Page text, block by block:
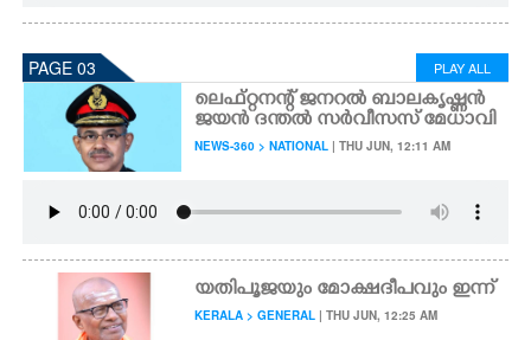
PAGE 03 PLAY ALL
ലെഫ്റ്റനന്റ് ജനറൽ ബാലകൃഷ്ണൻ
ജയൻ ദന്തൽ സർവീസസ് മേധാവി
NEWS-360 > NATIONAL | THU JUN, 12:11 AM
യതിപൂജയും മോക്ഷദീപവും ഇന്ന്
KERALA > GENERAL | THU JUN, 12:25 AM